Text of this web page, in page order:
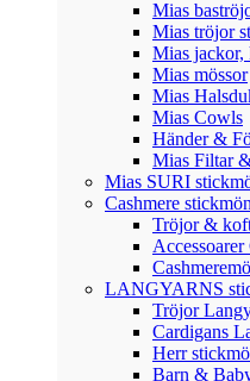
Mias
Mias tröjor
Mias jackor,
Mias mössor
Mias
Mias Cowls
Händer &
Mias Filtar
Mias SURI
Cashmere
Tröjor &
LANGYARNS
Tröjor
Cardigans
Herr
Barn &